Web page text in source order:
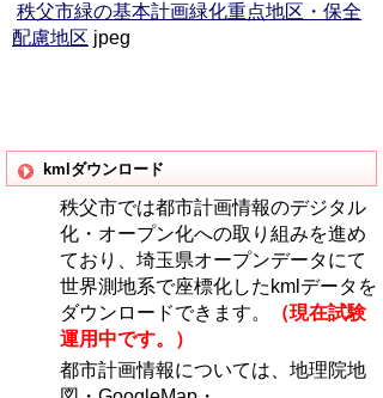
秩父市緑の基本計画緑化重点地区・保全
配慮地区 jpeg
kmlダウンロード
秩父市では都市計画情報のデジタル
化・オープン化への取り組みを進め
ており、埼玉県オープンデータにて
世界測地系で座標化したkmlデータを
ダウンロードできます。
（現在試験
運用中です。）
都市計画情報については、地理院地